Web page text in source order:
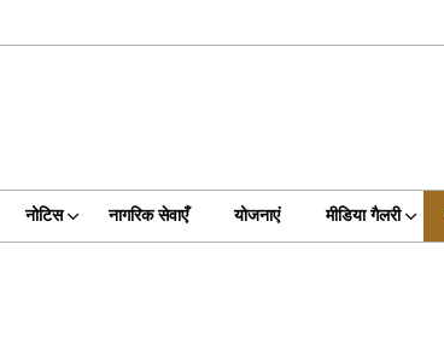
नोटिस नागरिक सेवाएँ योजनाएं मीडिया गैलरी